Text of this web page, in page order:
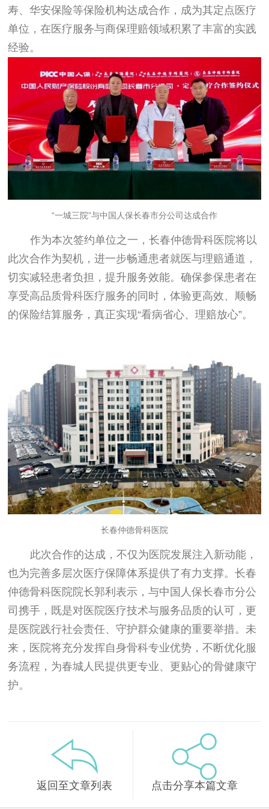
寿、华安保险等保险机构达成合作，成为其定点医疗
单位，在医疗服务与商保理赔领域积累了丰富的实践
经验。
“一城三院”与中国人保长春市分公司达成合作
作为本次签约单位之一，长春仲德骨科医院将以
此次合作为契机，进一步畅通患者就医与理赔通道，
切实减轻患者负担，提升服务效能。确保参保患者在
享受高品质骨科医疗服务的同时，体验更高效、顺畅
的保险结算服务，真正实现“看病省心、理赔放心”。
长春仲德骨科医院
此次合作的达成，不仅为医院发展注入新动能，
也为完善多层次医疗保障体系提供了有力支撑。长春
仲德骨科医院院长郭利表示，与中国人保长春市分公
司携手，既是对医院医疗技术与服务品质的认可，更
是医院践行社会责任、守护群众健康的重要举措。未
来，医院将充分发挥自身骨科专业优势，不断优化服
务流程，为春城人民提供更专业、更贴心的骨健康守
护。
返回至文章列表 点击分享本篇文章